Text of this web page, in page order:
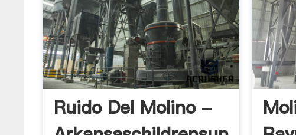
Ruido Del Molino -